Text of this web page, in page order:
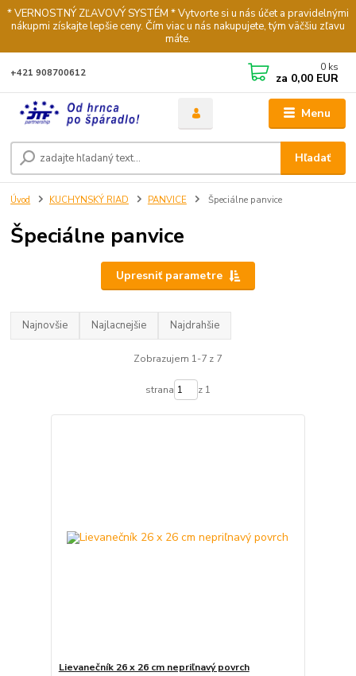
* VERNOSTNÝ ZĽAVOVÝ SYSTÉM * Vytvorte si u nás účet a pravidelnými
nákupmi získajte lepšie ceny. Čím viac u nás nakupujete, tým väčšiu zľavu
máte.
Menu
Hľadať
+421 908700612 0 ks
za 0,00 EUR
Úvod KUCHYNSKÝ RIAD PANVICE Špeciálne panvice
Špeciálne panvice
Upresniť parametre
Najnovšie Najlacnejšie Najdrahšie
Zobrazujem 1-7 z 7
strana z 1
Lievanečník 26 x 26 cm nepriľnavý povrch